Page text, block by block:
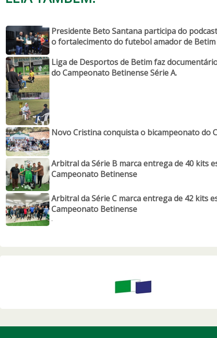
Presidente Beto Santana participa do
o fortalecimento do futebol amador de Betim
Liga de Desportos de Betim faz
do Campeonato Betinense Série A.
Novo Cristina conquista o bicampeonato do
Arbitral da Série B marca entrega de 40 kits
Campeonato Betinense
Arbitral da Série C marca entrega de 42 kits
Campeonato Betinense
.